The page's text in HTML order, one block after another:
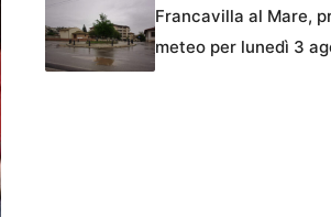
Francavilla al Mare,
meteo per lunedì 3